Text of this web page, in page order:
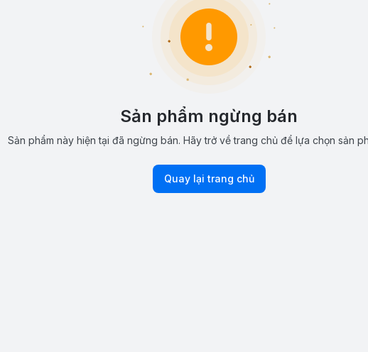
Sản phẩm ngừng bán
Sản phẩm này hiện tại đã ngừng bán. Hãy trở về trang chủ để lựa chọn sản
Quay lại trang chủ